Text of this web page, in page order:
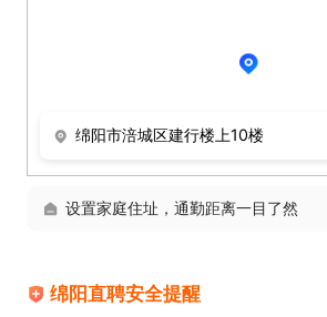
6、公开透明的晋升制度，每3月进
绵阳市涪城区建行楼上10楼
设置家庭住址，通勤距离一目了然
绵阳直聘安全提醒